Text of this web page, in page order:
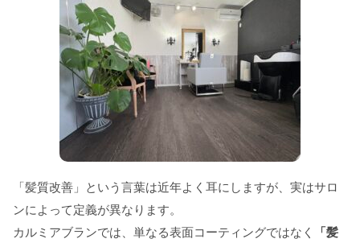
「髪質改善」という言葉は近年よく耳にしますが、実はサロ
ンによって定義が異なります。
カルミアブランでは、単なる表面コーティングではなく
「髪